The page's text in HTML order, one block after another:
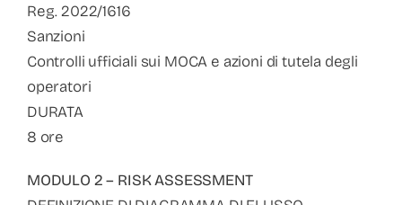
Reg. 2022/1616
Sanzioni
Controlli ufficiali sui MOCA e azioni di tutela degli
operatori
DURATA
8 ore
MODULO 2 – RISK ASSESSMENT